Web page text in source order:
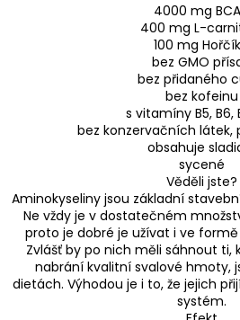
4000 mg
400 mg L-
100 mg
bez GMO
bez přidaného
bez kofeinu
s vitamíny B5, B6,
bez konzervačních látek,
obsahuje
sycené
Věděli jste?
Aminokyseliny jsou základní
Ne vždy je v dostatečném
proto je dobré je užívat i ve
Zvlášť by po nich měli sáhnout ti,
nabrání kvalitní svalové hmoty,
dietách. Výhodou je i to, že jejich
systém.